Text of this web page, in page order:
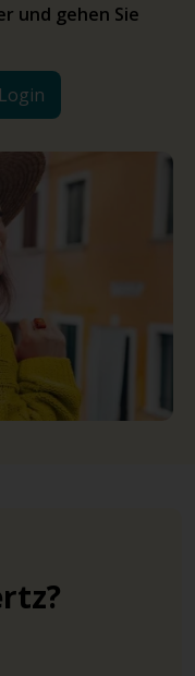
und gehen Sie